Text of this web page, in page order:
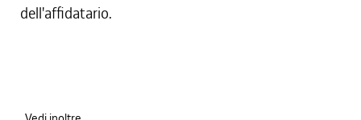
dell'affidatario.